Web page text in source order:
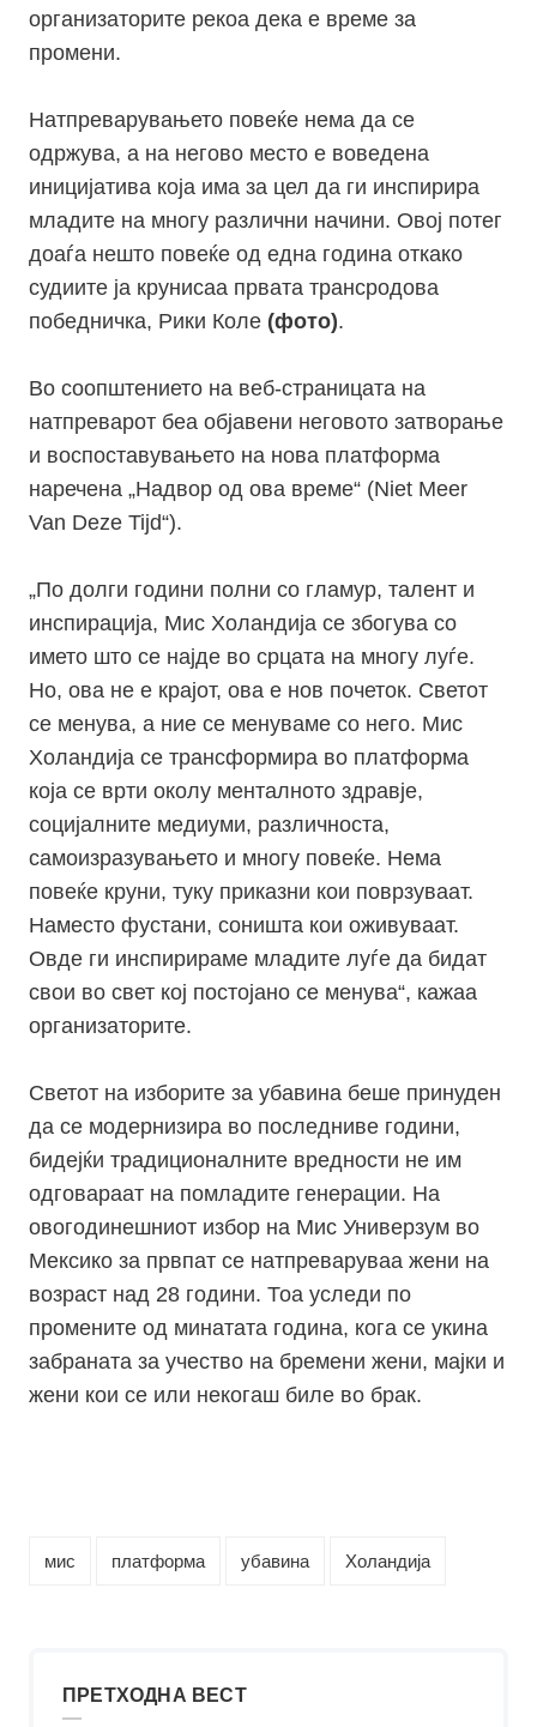
организаторите рекоа дека е време за
промени.
Натпреварувањето повеќе нема да се
одржува, а на негово место е воведена
иницијатива која има за цел да ги инспирира
младите на многу различни начини. Овој потег
доаѓа нешто повеќе од една година откако
судиите ја крунисаа првата трансродова
победничка, Рики Коле (фото).
Во соопштението на веб-страницата на
натпреварот беа објавени неговото затворање
и воспоставувањето на нова платформа
наречена „Надвор од ова време“ (Niet Meer
Van Deze Tijd“).
„По долги години полни со гламур, талент и
инспирација, Мис Холандија се збогува со
името што се најде во срцата на многу луѓе.
Но, ова не е крајот, ова е нов почеток. Светот
се менува, а ние се менуваме со него. Мис
Холандија се трансформира во платформа
која се врти околу менталното здравје,
социјалните медиуми, различноста,
самоизразувањето и многу повеќе. Нема
повеќе круни, туку приказни кои поврзуваат.
Наместо фустани, соништа кои оживуваат.
Овде ги инспирираме младите луѓе да бидат
свои во свет кој постојано се менува“, кажаа
организаторите.
Светот на изборите за убавина беше принуден
да се модернизира во последниве години,
бидејќи традиционалните вредности не им
одговараат на помладите генерации. На
овогодинешниот избор на Мис Универзум во
Мексико за првпат се натпреваруваа жени на
возраст над 28 години. Тоа уследи по
промените од минатата година, кога се укина
забраната за учество на бремени жени, мајки и
жени кои се или некогаш биле во брак.
мис платформа убавина Холандија
ПРЕТХОДНА ВЕСТ